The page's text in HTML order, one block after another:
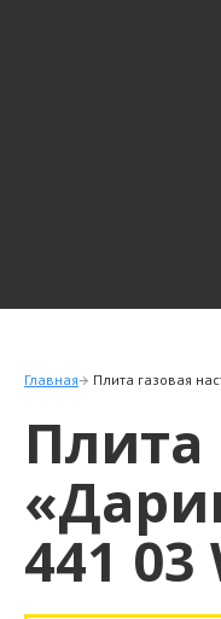
Главная Плита газовая
Плита
441 03